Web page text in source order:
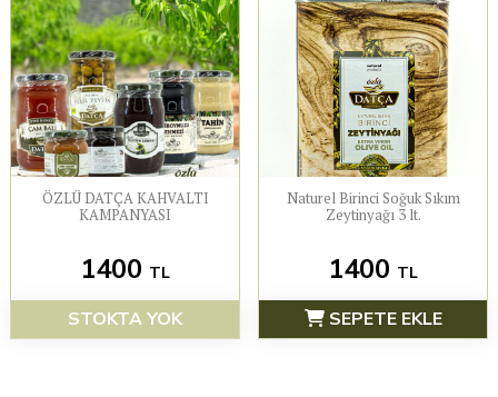
ÖZLÜ DATÇA KAHVALTI
KAMPANYASI
1400 TL
STOKTA YOK
Naturel Birinci Soğuk Sıkım
Zeytinyağı 3 lt.
1400 TL
SEPETE EKLE